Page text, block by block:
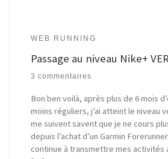
WEB RUNNING
Passage au niveau Nike+
3 commentaires
Bon ben voilà, après plus de 6 mois
moins réguliers, j’ai atteint le niveau
me suivent savent que je ne cours
depuis l’achat d’un Garmin
continue à transmettre mes activités